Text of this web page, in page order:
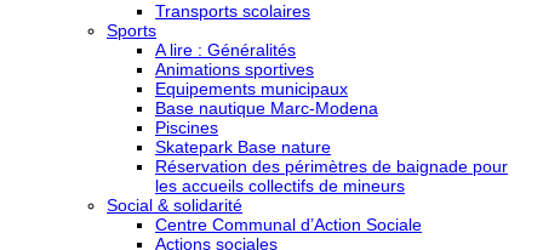
Transports scolaires
Sports
A lire : Généralités
Animations sportives
Equipements municipaux
Base nautique Marc-Modena
Piscines
Skatepark Base nature
Réservation des périmètres de baignade pour
les accueils collectifs de mineurs
Social & solidarité
Centre Communal d’Action Sociale
Actions sociales